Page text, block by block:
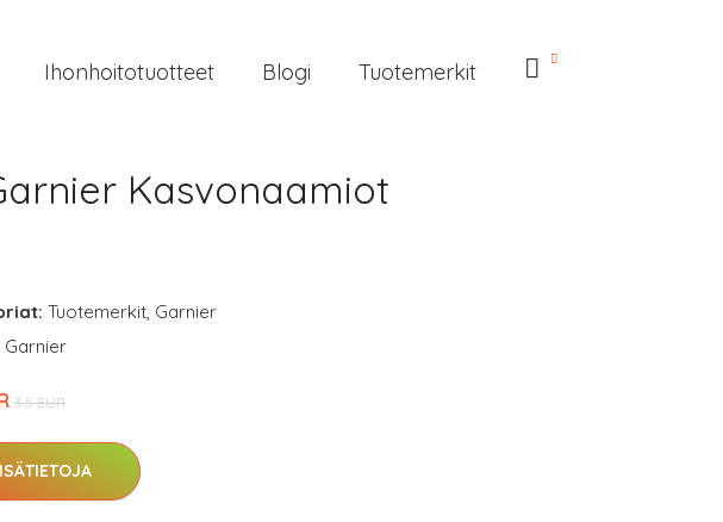
Ihonhoitotuotteet Blogi Tuotemerkit
Kasvonaamiot
Tuotemerkit, Garnier
Garnier
3.5 EUR